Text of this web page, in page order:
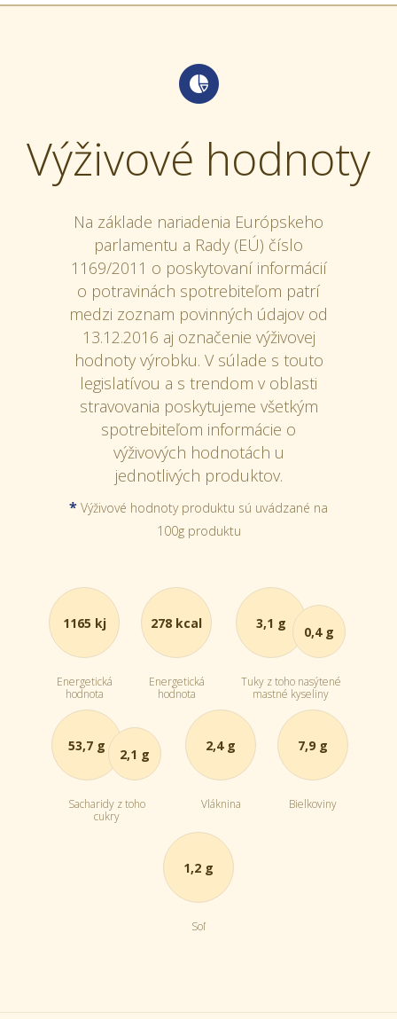
Výživové hodnoty
Na základe nariadenia Európskeho
parlamentu a Rady (EÚ) číslo
1169/2011 o poskytovaní informácií
o potravinách spotrebiteľom patrí
medzi zoznam povinných údajov od
13.12.2016 aj označenie výživovej
hodnoty výrobku. V súlade s touto
legislatívou a s trendom v oblasti
stravovania poskytujeme všetkým
spotrebiteľom informácie o
výživových hodnotách u
jednotlivých produktov.
* Výživové hodnoty produktu sú uvádzané na
100g produktu
1165 kj
Energetická
hodnota
278 kcal
Energetická
hodnota
3,1 g
0,4 g
Tuky z toho nasýtené
mastné kyseliny
53,7 g
2,1 g
Sacharidy z toho
cukry
2,4 g
Vláknina
7,9 g
Bielkoviny
1,2 g
Soľ